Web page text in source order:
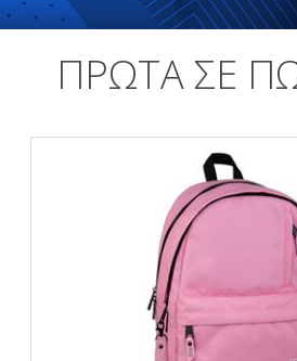
ΠΡΩΤΑ ΣΕ